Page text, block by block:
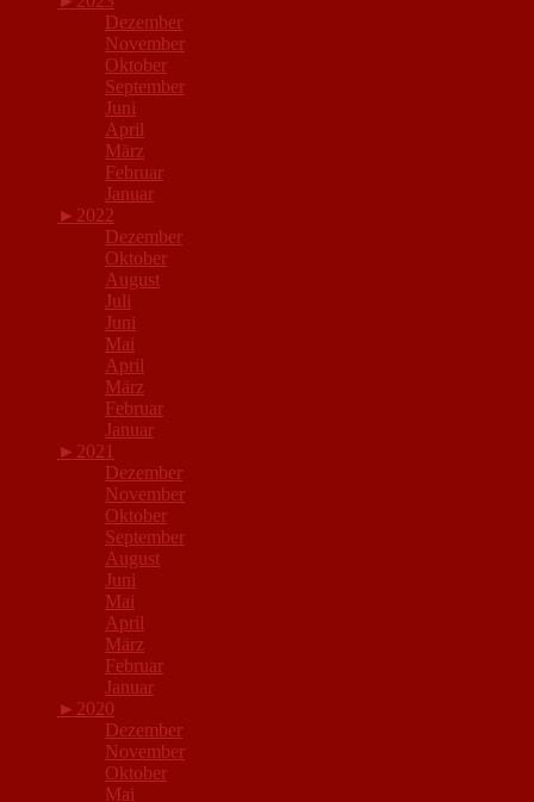
Dezember
November
Oktober
September
Juni
April
März
Februar
Januar
► 2022
Dezember
Oktober
August
Juli
Juni
Mai
April
März
Februar
Januar
► 2021
Dezember
November
Oktober
September
August
Juni
Mai
April
März
Februar
Januar
► 2020
Dezember
November
Oktober
Mai